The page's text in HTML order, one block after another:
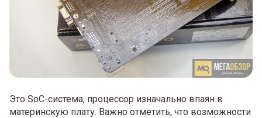
Это SoC-система, процессор изначально впаян в
материнскую плату. Важно отметить, что возможности